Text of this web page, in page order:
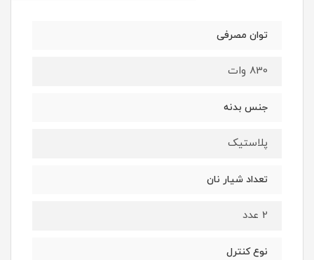
توان مصرفی
830 وات
جنس بدنه
پلاستیک
تعداد شیار نان
2 عدد
نوع کنترل